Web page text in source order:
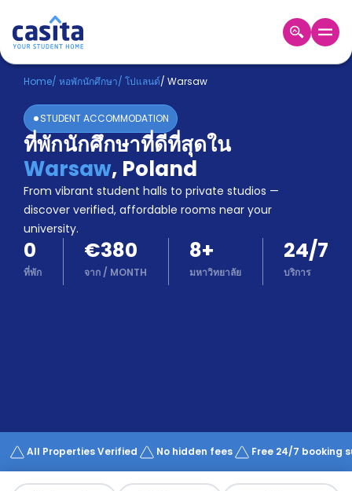
Home TH EUR
เข้าสู่
ระบบ
Booking
Accommodation
About
us
Blog
Refer
And
Earn
Become
Works
Home/ หอพักนักศึกษา/ โปแลนด์/ Warsaw
STUDENT ACCOMMODATION
ที่พักนักศึกษาที่ดีที่สุดใน
Warsaw, Poland
From vibrant student halls to private studios —
discover verified, affordable rooms near your
university.
0
ที่พัก
€380
จาก / MONTH
8+
มหาวิทยาลัย
24/7
บริการ
All Properties Verified No hidden fees Free 24/7 booking